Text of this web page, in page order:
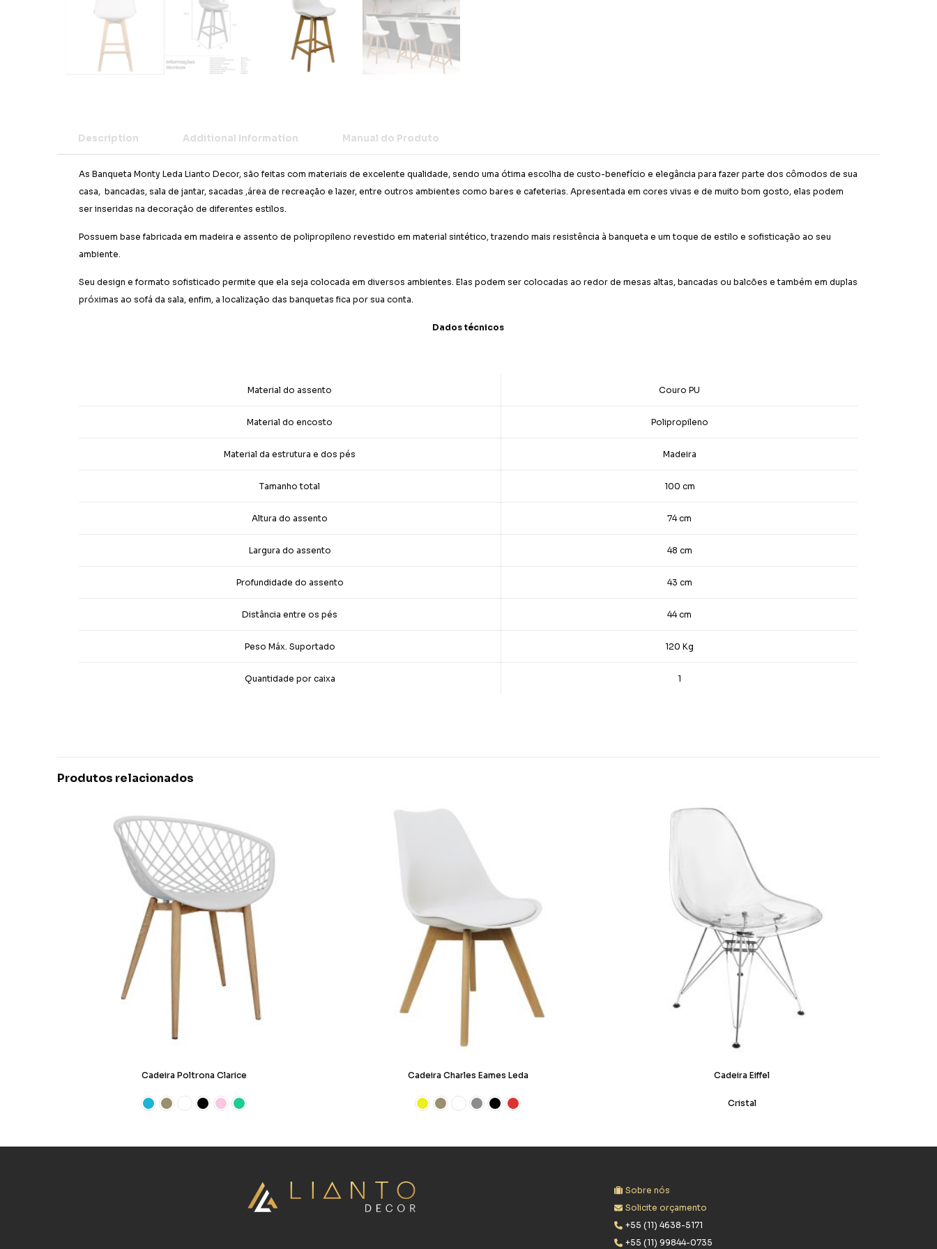
Description Additional Information Manual do Produto
As Banqueta Monty Leda Lianto Decor, são feitas com materiais de excelente qualidade, sendo uma ótima escolha de custo-benefício e elegância para fazer parte dos cômodos de sua
casa, bancadas, sala de jantar, sacadas ,área de recreação e lazer, entre outros ambientes como bares e cafeterias. Apresentada em cores vivas e de muito bom gosto, elas podem
ser inseridas na decoração de diferentes estilos.
Possuem base fabricada em madeira e assento de polipropileno revestido em material sintético, trazendo mais resistência à banqueta e um toque de estilo e sofisticação ao seu
ambiente.
Seu design e formato sofisticado permite que ela seja colocada em diversos ambientes. Elas podem ser colocadas ao redor de mesas altas, bancadas ou balcões e também em duplas
próximas ao sofá da sala, enfim, a localização das banquetas fica por sua conta.
Dados técnicos
Material do assento Couro PU
Material do encosto Polipropileno
Material da estrutura e dos pés Madeira
Tamanho total 100 cm
Altura do assento 74 cm
Largura do assento 48 cm
Profundidade do assento 43 cm
Distância entre os pés 44 cm
Peso Máx. Suportado 120 Kg
Quantidade por caixa 1
Produtos relacionados
Cadeira Poltrona Clarice Cadeira Charles Eames Leda Cadeira Eiffel
Cristal
Sobre nós
Solicite orçamento
+55 (11) 4638-5171
+55 (11) 99844-0735